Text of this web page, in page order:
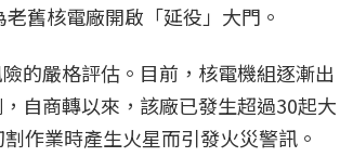
舊核電廠開啟「延役」大門。
的嚴格評估。目前，核電機組逐漸出
自商轉以來，該廠已發生超過30起大
作業時產生火星而引發火災警訊。